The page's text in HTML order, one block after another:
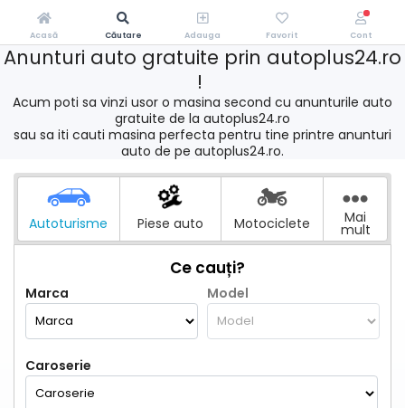
Anunturi auto gratuite prin autoplus24.ro
!
Acum poti sa vinzi usor o masina second cu anunturile auto
gratuite de la autoplus24.ro
sau sa iti cauti masina perfecta pentru tine printre anunturi
auto de pe autoplus24.ro.
Autoturisme Piese auto Motociclete Mai
mult
Ce cauți?
Marca Model
Caroserie
Acasă Căutare Adauga Favorit Cont